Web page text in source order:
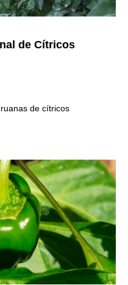
de Cítricos
de cítricos